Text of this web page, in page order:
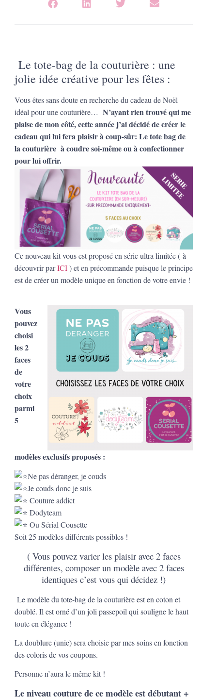
Le tote-bag de la couturière : une
jolie idée créative pour les fêtes :
Vous êtes sans doute en recherche du cadeau de Noël
idéal pour une couturière… N’ayant rien trouvé qui me
plaise de mon côté, cette année j’ai décidé de créer le
cadeau qui lui fera plaisir à coup-sûr: Le tote bag de
la couturière à coudre soi-même ou à confectionner
pour lui offrir.
Ce nouveau kit vous est proposé en série ultra limitée ( à
découvrir parICI) et en précommande puisque le principe
est de créer un modèle unique en fonction de votre envie !
Vous
pouvez
choisi
les 2
faces
de
votre
choix
parmi
5
modèles exclusifs proposés :
Ne pas déranger, je couds
Je couds donc je suis
Couture addict
Dodyteam
Ou Sérial Cousette
Soit 25 modèles différents possibles !
( Vous pouvez varier les plaisir avec 2 faces
différentes, composer un modèle avec 2 faces
identiques c’est vous qui décidez !)
Le modèle du tote-bag de la couturière est en coton et
doublé. Il est orné d’un joli passepoil qui souligne le haut
toute en élégance !
La doublure (unie) sera choisie par mes soins en fonction
des coloris de vos coupons.
Personne n’aura le même kit !
Le niveau couture de ce modèle est débutant +